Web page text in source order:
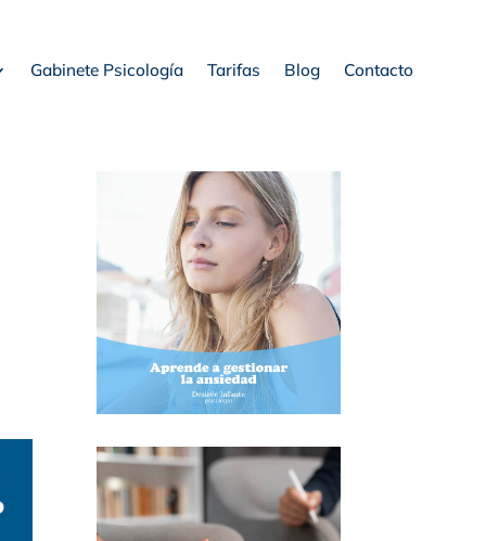
Gabinete Psicología Tarifas Blog Contacto